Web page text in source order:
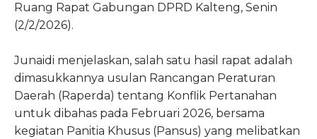
Ruang Rapat Gabungan DPRD Kalteng, Senin
(2/2/2026).
Junaidi menjelaskan, salah satu hasil rapat adalah
dimasukkannya usulan Rancangan Peraturan
Daerah (Raperda) tentang Konflik Pertanahan
untuk dibahas pada Februari 2026, bersama
kegiatan Panitia Khusus (Pansus) yang melibatkan